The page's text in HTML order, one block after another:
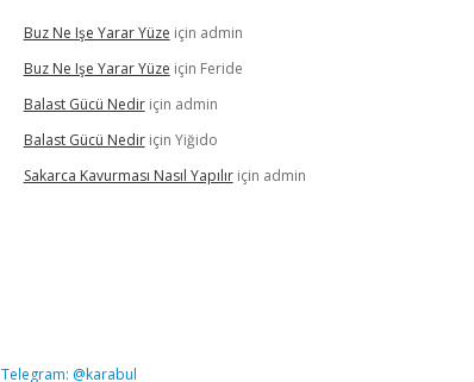
Buz Ne Işe Yarar Yüze için admin
Buz Ne Işe Yarar Yüze için Feride
Balast Gücü Nediriçin admin
Balast Gücü Nediriçin Yiğido
Sakarca Kavurması Nasıl Yapılıriçin admin
Telegram: @karabul